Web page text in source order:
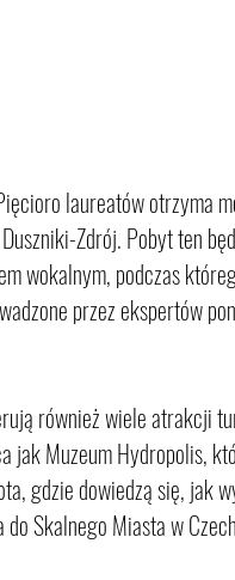
laureatów otrzyma
Zdrój. Pobyt ten
wokalnym, podczas
przez ekspertów
również wiele atrakcji
jak Muzeum Hydropolis,
gdzie dowiedzą się, jak
Skalnego Miasta w